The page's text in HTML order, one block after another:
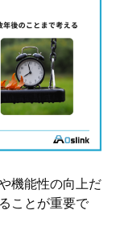
機能性の向上だ
ことが重要で